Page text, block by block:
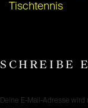
Tischtennis
SCHREIBE
Deine E-Mail-Adresse